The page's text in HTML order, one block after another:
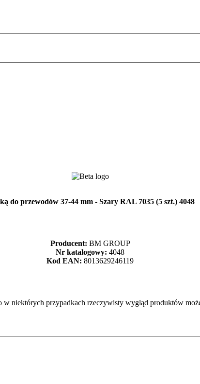
do przewodów 37-44 mm - Szary RAL 7035 (5 szt.) 4048
Producent: BM GROUP
Nr katalogowy: 4048
Kod EAN: 8013629246119
w niektórych przypadkach rzeczywisty wygląd produktów